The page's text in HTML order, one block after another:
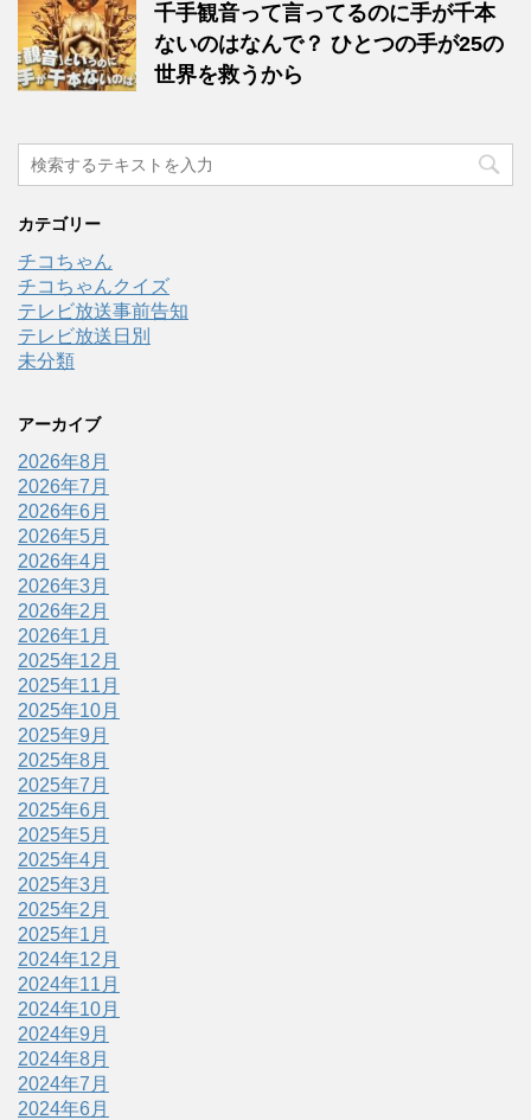
千手観音って言ってるのに手が千本
ないのはなんで？ ひとつの手が25の
世界を救うから
カテゴリー
チコちゃん
チコちゃんクイズ
テレビ放送事前告知
テレビ放送日別
未分類
アーカイブ
2026年8月
2026年7月
2026年6月
2026年5月
2026年4月
2026年3月
2026年2月
2026年1月
2025年12月
2025年11月
2025年10月
2025年9月
2025年8月
2025年7月
2025年6月
2025年5月
2025年4月
2025年3月
2025年2月
2025年1月
2024年12月
2024年11月
2024年10月
2024年9月
2024年8月
2024年7月
2024年6月